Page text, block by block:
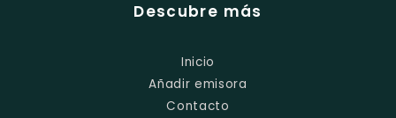
Descubre más
Inicio
Añadir emisora
Contacto